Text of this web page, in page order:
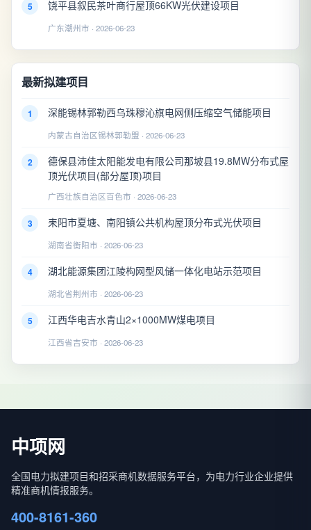
5 饶平县叙民茶叶商行屋顶66KW光伏建设项目
广东潮州市 · 2026-06-23
最新拟建项目
1 深能锡林郭勒西乌珠穆沁旗电网侧压缩空气储能项目
内蒙古自治区锡林郭勒盟 · 2026-06-23
2
德保县沛佳太阳能发电有限公司那坡县19.8MW分布式屋
顶光伏项目(部分屋顶)项目
广西壮族自治区百色市 · 2026-06-23
3 耒阳市夏塘、南阳镇公共机构屋顶分布式光伏项目
湖南省衡阳市 · 2026-06-23
4 湖北能源集团江陵构网型风储一体化电站示范项目
湖北省荆州市 · 2026-06-23
5 江西华电吉水青山2×1000MW煤电项目
江西省吉安市 · 2026-06-23
中项网
全国电力拟建项目和招采商机数据服务平台，为电力行业企业提供
精准商机情报服务。
400-8161-360